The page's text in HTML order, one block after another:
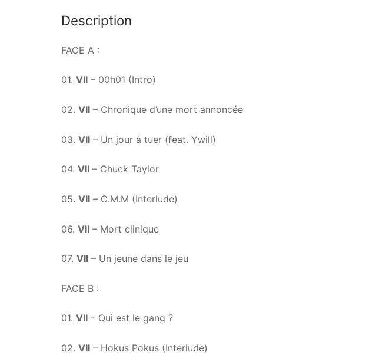
Description
FACE A :
01. VII – 00h01 (Intro)
02. VII – Chronique d’une mort annoncée
03. VII – Un jour à tuer (feat. Ywill)
04. VII – Chuck Taylor
05. VII – C.M.M (Interlude)
06. VII – Mort clinique
07. VII – Un jeune dans le jeu
FACE B :
01. VII – Qui est le gang ?
02. VII – Hokus Pokus (Interlude)